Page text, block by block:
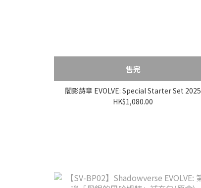
售完
闇影詩章 EVOLVE: Special Starter Set 2025
HK$1,080.00